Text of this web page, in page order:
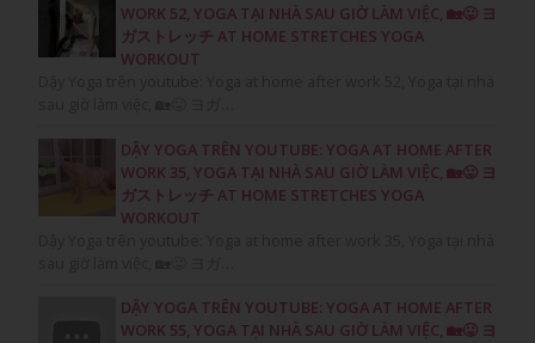
WORK 52, YOGA TẠI NHÀ SAU GIỜ LÀM VIỆC, 🏡😛 ヨ
ガストレッチ AT HOME STRETCHES YOGA
WORKOUT
DẬY YOGA TRÊN YOUTUBE: YOGA AT HOME AFTER
WORK 35, YOGA TẠI NHÀ SAU GIỜ LÀM VIỆC, 🏡😛 ヨ
ガストレッチ AT HOME STRETCHES YOGA
WORKOUT
DẬY YOGA TRÊN YOUTUBE: YOGA AT HOME AFTER
WORK 55, YOGA TẠI NHÀ SAU GIỜ LÀM VIỆC, 🏡😛 ヨ